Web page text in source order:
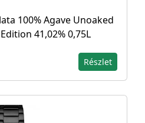
100% Agave Unoaked
41,02% 0,75L
Részlet